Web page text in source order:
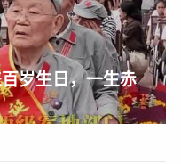
岁生日，一生赤